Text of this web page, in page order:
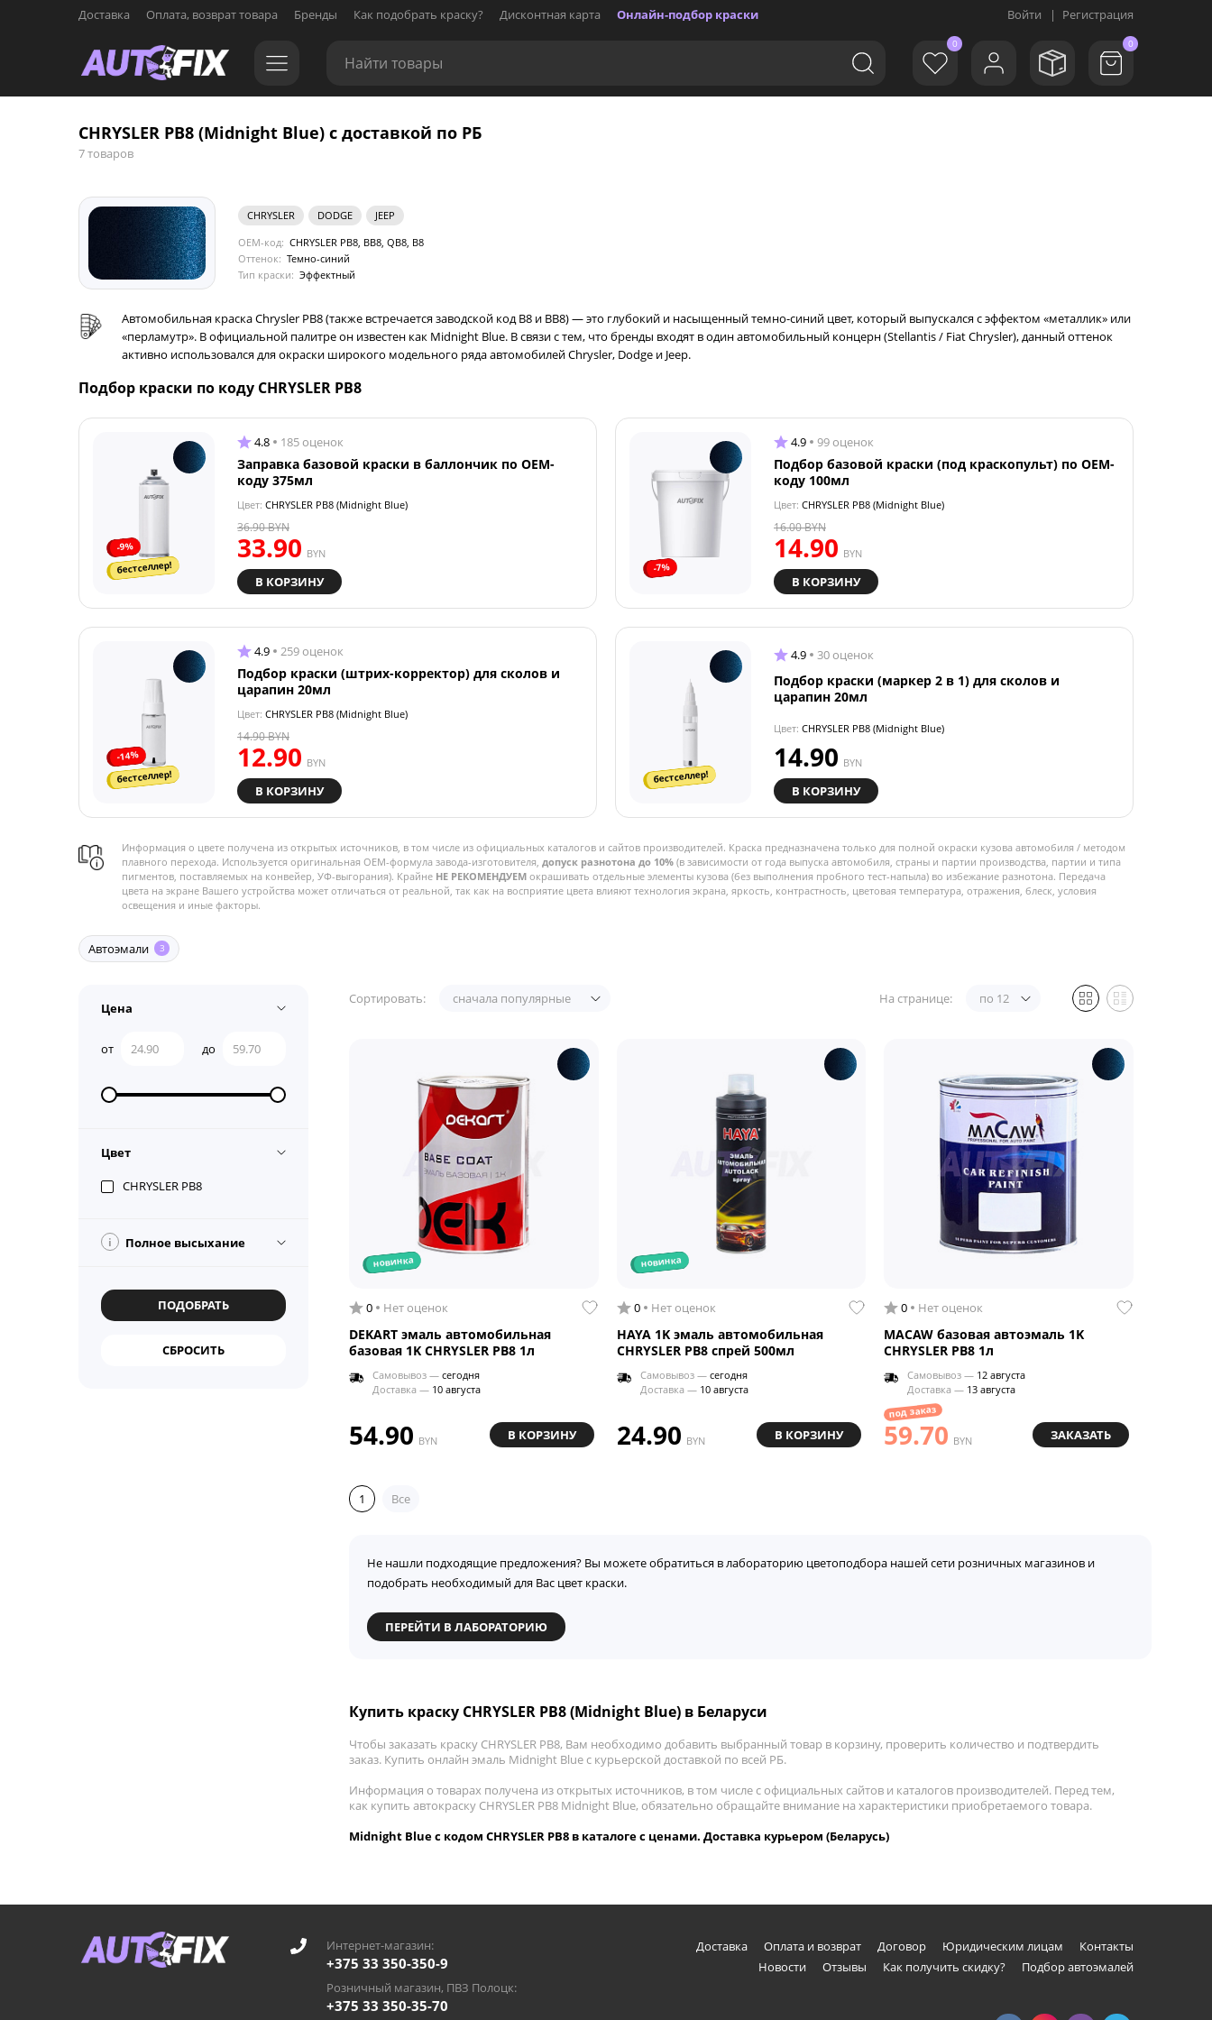
Доставка Оплата, возврат товара Бренды Как подобрать краску? Дисконтная карта Онлайн-подбор краски Войти | Регистрация
0 0
CHRYSLER PB8 (Midnight Blue) с доставкой по РБ
7 товаров
CHRYSLER DODGE
JEEP
OEM-код: CHRYSLER PB8, BB8, QB8, B8
Оттенок: Темно-синий
Тип краски: Эффектный
Автомобильная краска Chrysler PB8 (также встречается заводской код B8 и BB8) — это глубокий и насыщенный темно-синий цвет, который выпускался с эффектом «металлик» или
«перламутр». В официальной палитре он известен как Midnight Blue. В связи с тем, что бренды входят в один автомобильный концерн (Stellantis / Fiat Chrysler), данный оттенок
активно использовался для окраски широкого модельного ряда автомобилей Chrysler, Dodge и Jeep.
Подбор краски по коду CHRYSLER PB8
-9%
бестселлер!
4.8 185 оценок
Заправка базовой краски в баллончик по OEM-
коду 375мл
Цвет: CHRYSLER PB8 (Midnight Blue)
33.90 BYN
36.90BYN
В КОРЗИНУ
-7%
4.9 99 оценок
Подбор базовой краски (под краскопульт) по OEM-
коду 100мл
Цвет: CHRYSLER PB8 (Midnight Blue)
14.90 BYN
16.00BYN
В КОРЗИНУ
-14%
бестселлер!
4.9 259 оценок
Подбор краски (штрих-корректор) для сколов и
царапин 20мл
Цвет: CHRYSLER PB8 (Midnight Blue)
12.90 BYN
14.90BYN
В КОРЗИНУ
бестселлер!
4.9 30 оценок
Подбор краски (маркер 2 в 1) для сколов и
царапин 20мл
Цвет: CHRYSLER PB8 (Midnight Blue)
14.90 BYN
В КОРЗИНУ
Информация о цвете получена из открытых источников, в том числе из официальных каталогов и сайтов производителей. Краска предназначена только для полной окраски кузова автомобиля / методом
плавного перехода. Используется оригинальная OEM-формула завода-изготовителя, допуск разнотона до 10% (в зависимости от года выпуска автомобиля, страны и партии производства, партии и типа
пигментов, поставляемых на конвейер, УФ-выгорания). Крайне НЕ РЕКОМЕНДУЕМ окрашивать отдельные элементы кузова (без выполнения пробного тест-напыла) во избежание разнотона. Передача
цвета на экране Вашего устройства может отличаться от реальной, так как на восприятие цвета влияют технология экрана, яркость, контрастность, цветовая температура, отражения, блеск, условия
освещения и иные факторы.
Автоэмали 3
Цена
от до
Цвет
CHRYSLER PB8
i Полное высыхание
Сортировать: сначала популярные На странице: по 12
новинка
0 Нет оценок
DEKART эмаль автомобильная
базовая 1K CHRYSLER PB8 1л
Самовывоз — сегодня
Доставка — 10 августа
54.90 BYN В КОРЗИНУ
новинка
0 Нет оценок
HAYA 1K эмаль автомобильная
CHRYSLER PB8 спрей 500мл
Самовывоз — сегодня
Доставка — 10 августа
24.90 BYN В КОРЗИНУ
0 Нет оценок
MACAW базовая автоэмаль 1K
CHRYSLER PB8 1л
Самовывоз — 12 августа
Доставка — 13 августа
под заказ
59.70 BYN ЗАКАЗАТЬ
1 Все
Не нашли подходящие предложения? Вы можете обратиться в лабораторию цветоподбора нашей сети розничных магазинов и
подобрать необходимый для Вас цвет краски.
ПЕРЕЙТИ В ЛАБОРАТОРИЮ
Купить краску CHRYSLER PB8 (Midnight Blue) в Беларуси
Чтобы заказать краску CHRYSLER PB8, Вам необходимо добавить выбранный товар в корзину, проверить количество и подтвердить
заказ. Купить онлайн эмаль Midnight Blue с курьерской доставкой по всей РБ.
Информация о товарах получена из открытых источников, в том числе с официальных сайтов и каталогов производителей. Перед тем,
как купить автокраску CHRYSLER PB8 Midnight Blue, обязательно обращайте внимание на характеристики приобретаемого товара.
Midnight Blue с кодом CHRYSLER PB8 в каталоге с ценами. Доставка курьером (Беларусь)
Интернет-магазин:
+375 33 350-350-9
Розничный магазин, ПВЗ Полоцк:
+375 33 350-35-70
Доставка Оплата и возврат Договор Юридическим лицам
Контакты
Новости
Отзывы Как получить скидку? Подбор автоэмалей